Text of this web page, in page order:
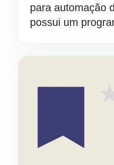
para automação
possui um